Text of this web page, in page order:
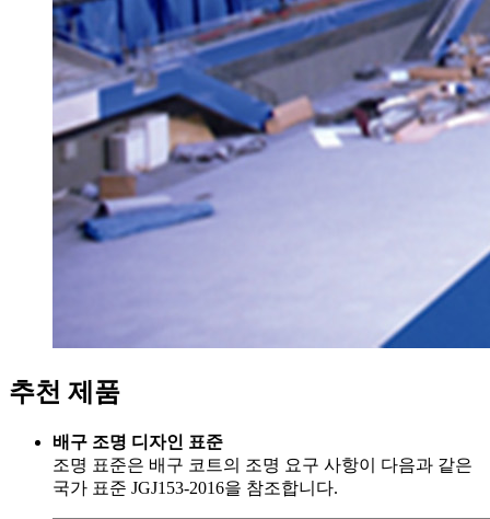
추천 제품
배구 조명 디자인 표준
조명 표준은 배구 코트의 조명 요구 사항이 다음과 같은
국가 표준 JGJ153-2016을 참조합니다.